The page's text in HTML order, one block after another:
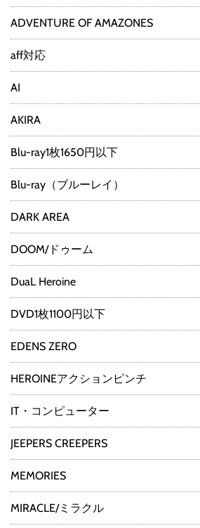
ADVENTURE OF AMAZONES
aff対応
AI
AKIRA
Blu-ray1枚1650円以下
Blu-ray（ブルーレイ）
DARK AREA
DOOM/ドゥーム
DuaL Heroine
DVD1枚1100円以下
EDENS ZERO
HEROINEアクションピンチ
IT・コンピューター
JEEPERS CREEPERS
MEMORIES
MIRACLE/ミラクル